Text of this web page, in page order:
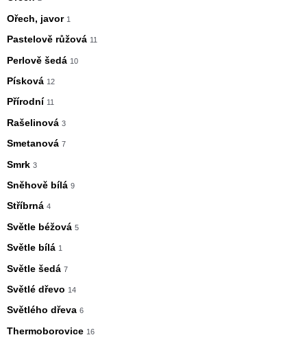
Ořech, javor 1
Pastelově růžová 11
Perlově šedá 10
Písková 12
Přírodní 11
Rašelinová 3
Smetanová 7
Smrk 3
Sněhově bílá 9
Stříbrná 4
Světle béžová 5
Světle bílá 1
Světle šedá 7
Světlé dřevo 14
Světlého dřeva 6
Thermoborovice 16